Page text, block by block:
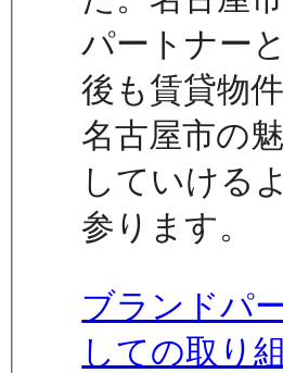
パートナー
後も賃貸物
名古屋市の
していける
参ります。
ブランドパ
しての取り